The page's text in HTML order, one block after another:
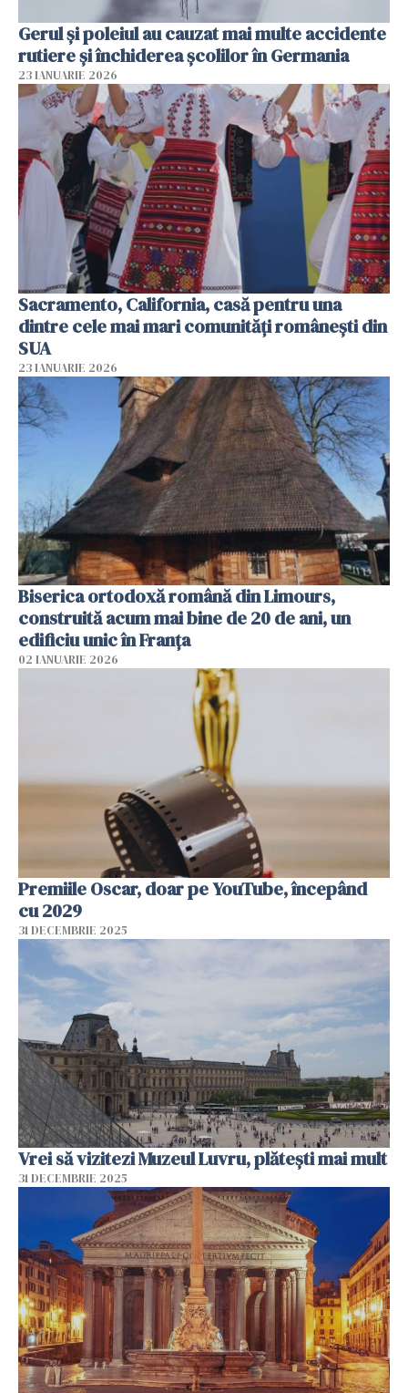
Gerul şi poleiul au cauzat mai multe accidente
rutiere şi închiderea şcolilor în Germania
23 IANUARIE 2026
Sacramento, California, casă pentru una
dintre cele mai mari comunități românești din
SUA
23 IANUARIE 2026
Biserica ortodoxă română din Limours,
construită acum mai bine de 20 de ani, un
edificiu unic în Franţa
02 IANUARIE 2026
Premiile Oscar, doar pe YouTube, începând
cu 2029
31 DECEMBRIE 2025
Vrei să vizitezi Muzeul Luvru, plătești mai mult
31 DECEMBRIE 2025